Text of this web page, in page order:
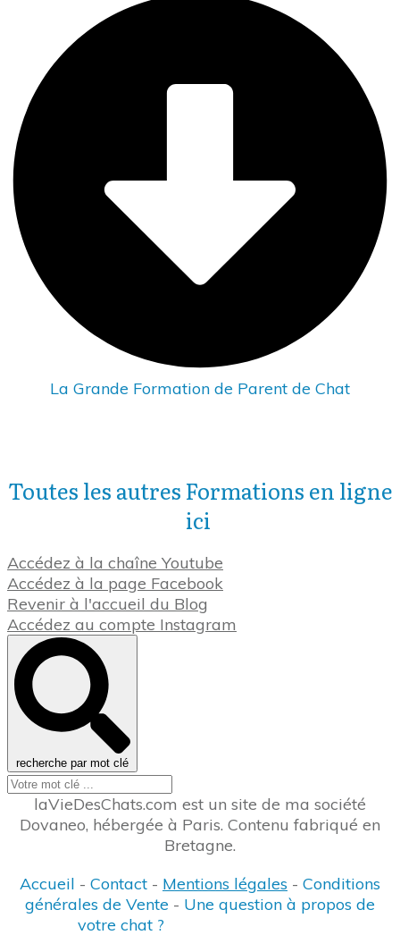
La Grande Formation de Parent de Chat
Toutes les autres Formations en ligne
ici
Accédez à la chaîne Youtube
Accédez à la page Facebook
Revenir à l'accueil du Blog
Accédez au compte Instagram
recherche par mot clé
laVieDesChats.com est un site de ma société
Dovaneo, hébergée à Paris. Contenu fabriqué en
Bretagne.
Accueil - Contact - Mentions légales - Conditions
générales de Vente - Une question à propos de
votre chat ?-